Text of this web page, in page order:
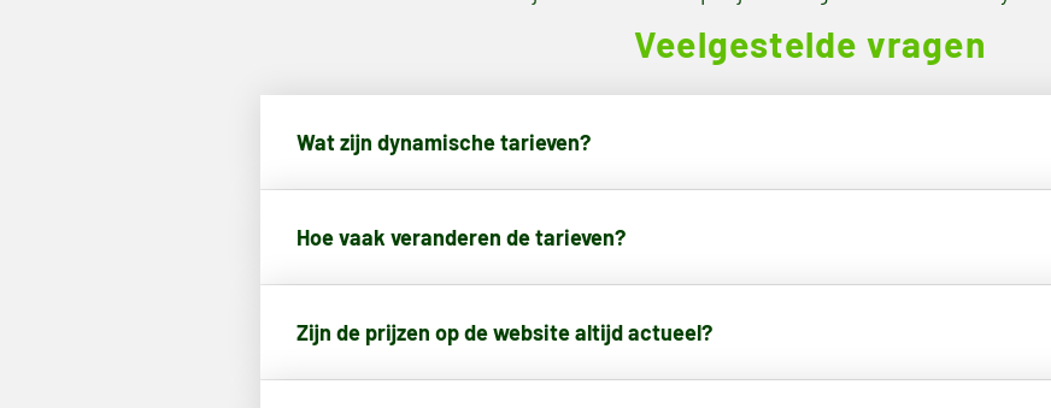
Veelgestelde vragen
Wat zijn dynamische tarieven?
Hoe vaak veranderen de tarieven?
Zijn de prijzen op de website altijd actueel?